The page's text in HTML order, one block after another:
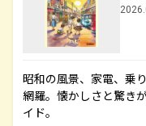
昭和の風景、家電、乗
網羅。懐かしさと驚き
イド。